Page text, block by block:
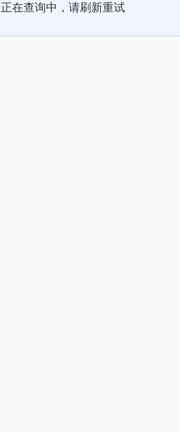
正在查询中，请刷新重试